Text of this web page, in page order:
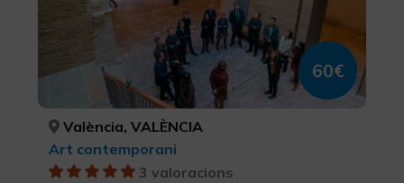
60€
València, VALÈNCIA
Art contemporani
3 valoracions